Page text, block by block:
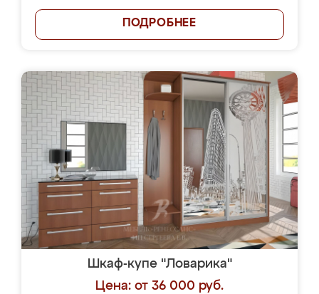
ПОДРОБНЕЕ
Шкаф-купе "Ловарика"
Цена: от 36 000 руб.